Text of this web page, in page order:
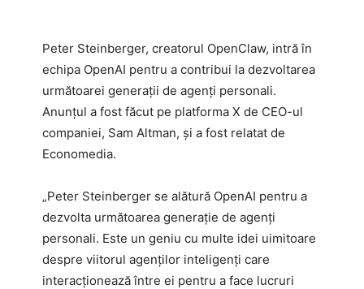
Peter Steinberger, creatorul OpenClaw, intră în
echipa OpenAI pentru a contribui la dezvoltarea
următoarei generații de agenți personali.
Anunțul a fost făcut pe platforma X de CEO-ul
companiei, Sam Altman, și a fost relatat de
Economedia.
„Peter Steinberger se alătură OpenAI pentru a
dezvolta următoarea generație de agenți
personali. Este un geniu cu multe idei uimitoare
despre viitorul agenților inteligenți care
interacționează între ei pentru a face lucruri